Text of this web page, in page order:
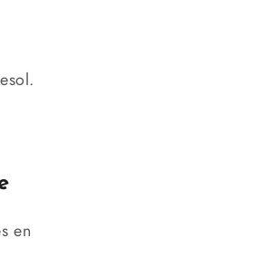
en